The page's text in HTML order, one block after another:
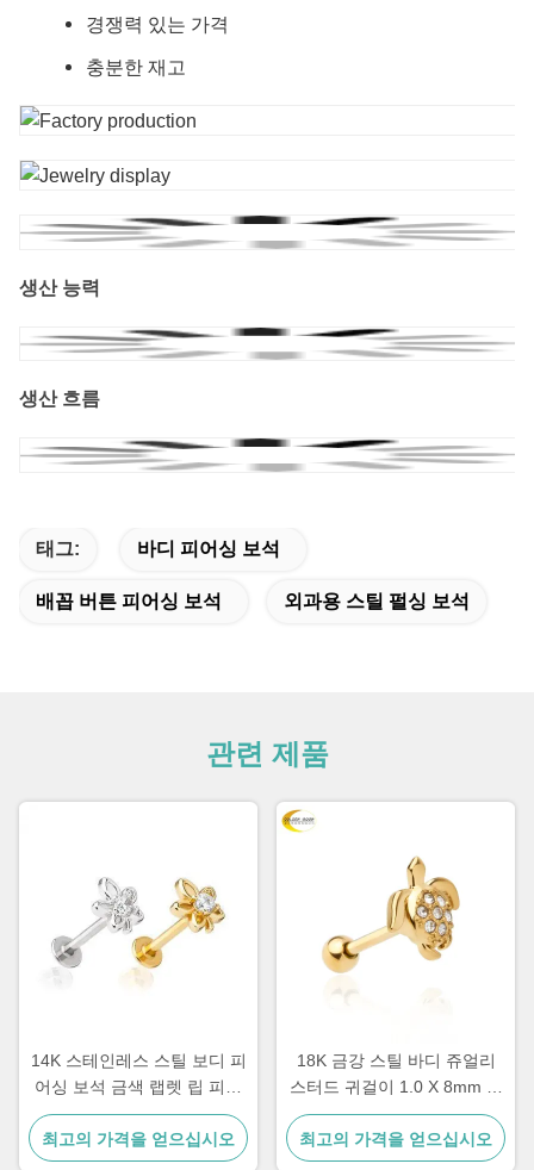
경쟁력 있는 가격
충분한 재고
생산 능력
생산 흐름
태그: 바디 피어싱 보석
배꼽 버튼 피어싱 보석 외과용 스틸 펄싱 보석
관련 제품
14K 스테인레스 스틸 보디 피
어싱 보석 금색 랩렛 립 피어
싱 보석 1.2mm
최고의 가격을 얻으십시오
18K 금강 스틸 바디 쥬얼리
스터드 귀걸이 1.0 X 8mm 여
성용 귀 피어싱 쥬얼리
최고의 가격을 얻으십시오